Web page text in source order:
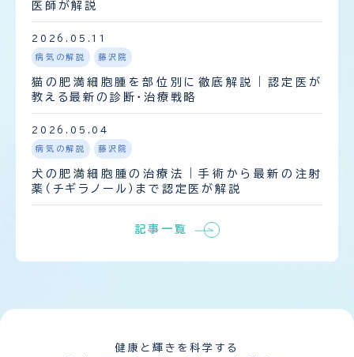
医師が解説
2026.05.11
病気の解説 藤沢院
猫の肥満細胞腫を部位別に徹底解説｜認定医が
教える最新の診断・治療戦略
2026.05.04
病気の解説 藤沢院
犬の肥満細胞腫の治療法｜手術から最新の注射
薬（チギラノール）まで認定医が解説
記事一覧
健康と輝きを科学する